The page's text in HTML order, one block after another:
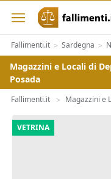
Fallimenti.it > Sardegna >
Magazzini e Locali di
Posada
Fallimenti.it > Magazzini e
VETRINA